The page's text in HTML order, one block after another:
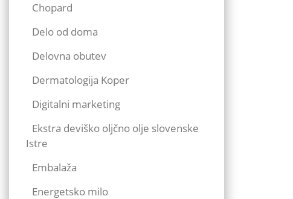
Chopard
Delo od doma
Delovna obutev
Dermatologija Koper
Digitalni marketing
Ekstra deviško oljčno olje slovenske
Istre
Embalaža
Energetsko milo